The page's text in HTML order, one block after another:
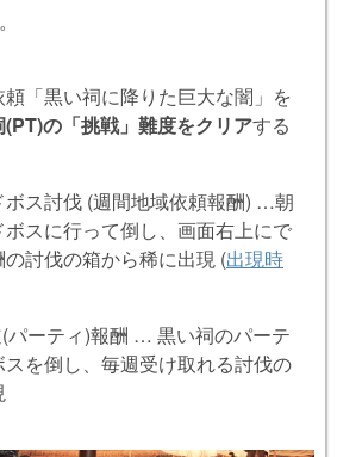
「黒い祠に降りた巨大な闇」を
(PT)の「挑戦」難度をクリアする
ボス討伐 (週間地域依頼報酬) …朝
スに行って倒し、画面右上にで
討伐の箱から稀に出現 (出現時
パーティ)報酬 … 黒い祠のパーテ
スを倒し、毎週受け取れる討伐の